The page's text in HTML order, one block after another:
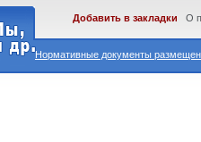
Нормативные документы
Добавить в закладки О